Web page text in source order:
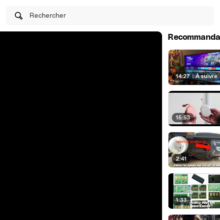
Rechercher
14:27 | À suivre
15:53
2:41
1:33